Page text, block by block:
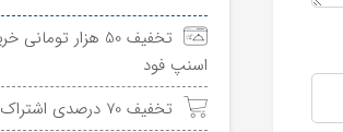
تخفیف 50 هزار
اسنپ فود
تخفیف 70 درصدی اشتراک دیجی پلاس از دیجی کالا